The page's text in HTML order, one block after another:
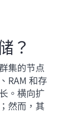
？
集的节点
RAM 和存
。横向扩
然而，其